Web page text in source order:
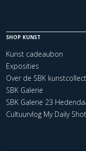
SHOP KUNST
Kunst cadeaubon
Exposities
Over de SBK
SBK Galerie
SBK Galerie 23
Cultuurvlog My Daily